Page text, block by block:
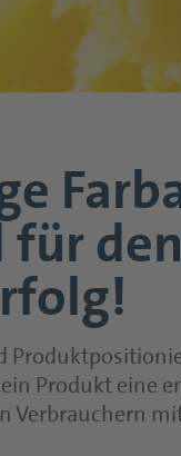
für den
Produkt eine
Verbrauchern